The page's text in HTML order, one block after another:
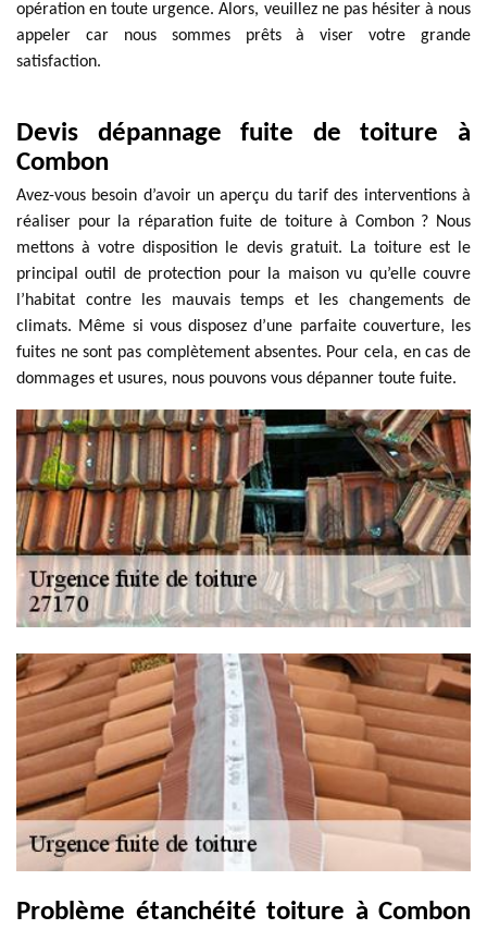
opération en toute urgence. Alors, veuillez ne pas hésiter à nous
appeler car nous sommes prêts à viser votre grande
satisfaction.
Devis dépannage fuite de toiture à
Combon
Avez-vous besoin d’avoir un aperçu du tarif des interventions à
réaliser pour la réparation fuite de toiture à Combon ? Nous
mettons à votre disposition le devis gratuit. La toiture est le
principal outil de protection pour la maison vu qu’elle couvre
l’habitat contre les mauvais temps et les changements de
climats. Même si vous disposez d’une parfaite couverture, les
fuites ne sont pas complètement absentes. Pour cela, en cas de
dommages et usures, nous pouvons vous dépanner toute fuite.
Problème étanchéité toiture à Combon